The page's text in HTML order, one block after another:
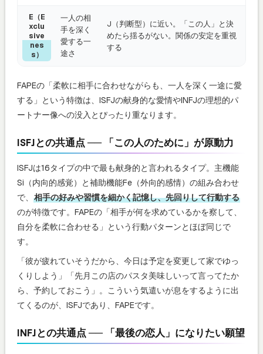
E（E
xclu
sive
nes
s）
一人の相
手を深く
愛する一
途さ
J（判断型）に近い。「この人」と決
めたら揺るがない。関係の安定を重視
する
FAPEの「柔軟に相手に合わせながらも、一人を深く一途に愛
する」という特徴は、ISFJの献身的な愛情やINFJの理想的パ
ートナー像への没入とぴったり重なります。
ISFJとの共通点 ── 「この人のために」が原動力
ISFJは16タイプの中で最も献身的と言われるタイプ。主機能
Si（内向的感覚）と補助機能Fe（外向的感情）の組み合わせ
で、 相手の好みや習慣を細かく記憶し、先回りして行動する
のが特徴です。FAPEの「相手が何を求めているかを察して、
自分を柔軟に合わせる」という行動パターンとほぼ同じで
す。
「彼が疲れていそうだから、今日は予定を変更して家でゆっ
くりしよう」「先月この店のパスタ美味しいって言ってたか
ら、予約しておこう」。こういう気遣いが息をするように出
てくるのが、ISFJであり、FAPEです。
INFJとの共通点 ── 「最後の恋人」になりたい願望